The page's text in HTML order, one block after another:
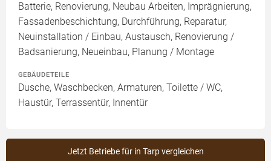
Batterie, Renovierung, Neubau Arbeiten, Imprägnierung,
Fassadenbeschichtung, Durchführung, Reparatur,
Neuinstallation / Einbau, Austausch, Renovierung /
Badsanierung, Neueinbau, Planung / Montage
GEBÄUDETEILE
Dusche, Waschbecken, Armaturen, Toilette / WC,
Haustür, Terrassentür, Innentür
Jetzt Betriebe für in Tarp vergleichen